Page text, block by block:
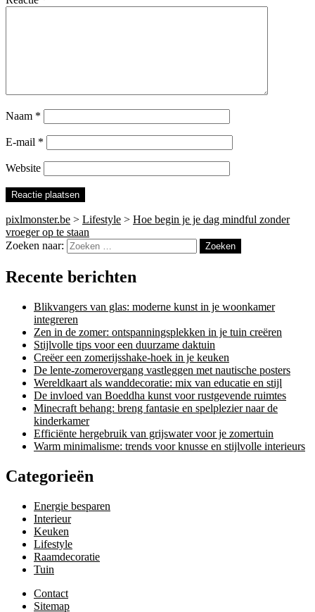
Naam *
E-mail *
Website
pixlmonster.be > Lifestyle > Hoe begin je je dag mindful zonder
vroeger op te staan
Zoeken naar:
Recente berichten
Blikvangers van glas: moderne kunst in je woonkamer
integreren
Zen in de zomer: ontspanningsplekken in je tuin creëren
Stijlvolle tips voor een duurzame daktuin
Creëer een zomerijsshake-hoek in je keuken
De lente-zomerovergang vastleggen met nautische posters
Wereldkaart als wanddecoratie: mix van educatie en stijl
De invloed van Boeddha kunst voor rustgevende ruimtes
Minecraft behang: breng fantasie en spelplezier naar de
kinderkamer
Efficiënte hergebruik van grijswater voor je zomertuin
Warm minimalisme: trends voor knusse en stijlvolle interieurs
Categorieën
Energie besparen
Interieur
Keuken
Lifestyle
Raamdecoratie
Tuin
Contact
Sitemap